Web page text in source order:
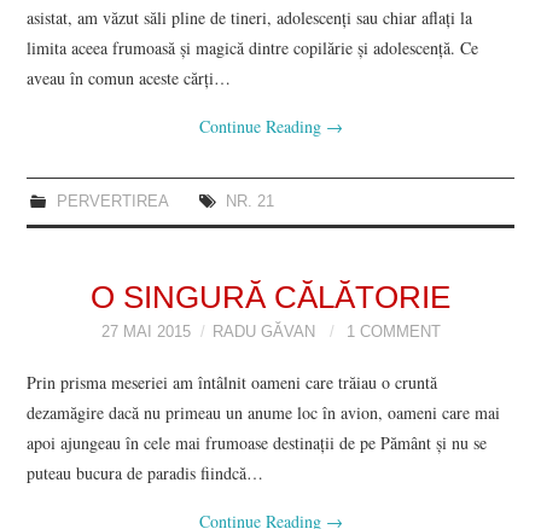
asistat, am văzut săli pline de tineri, adolescenți sau chiar aflați la
limita aceea frumoasă și magică dintre copilărie și adolescență. Ce
aveau în comun aceste cărți…
Continue Reading →
PERVERTIREA NR. 21
O SINGURĂ CĂLĂTORIE
27 MAI 2015 RADU GĂVAN 1 COMMENT
Prin prisma meseriei am întâlnit oameni care trăiau o cruntă
dezamăgire dacă nu primeau un anume loc în avion, oameni care mai
apoi ajungeau în cele mai frumoase destinaţii de pe Pământ şi nu se
puteau bucura de paradis fiindcă…
Continue Reading →